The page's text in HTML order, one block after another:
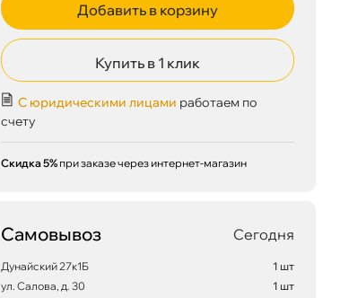
Добавить в корзину
Купить в 1 клик
С юридическими лицами работаем по
счету
Скидка 5% при заказе через интернет-магазин
Самовывоз Сегодня
Дунайский 27к1Б
1 шт
ул. Салова, д. 30
1 шт